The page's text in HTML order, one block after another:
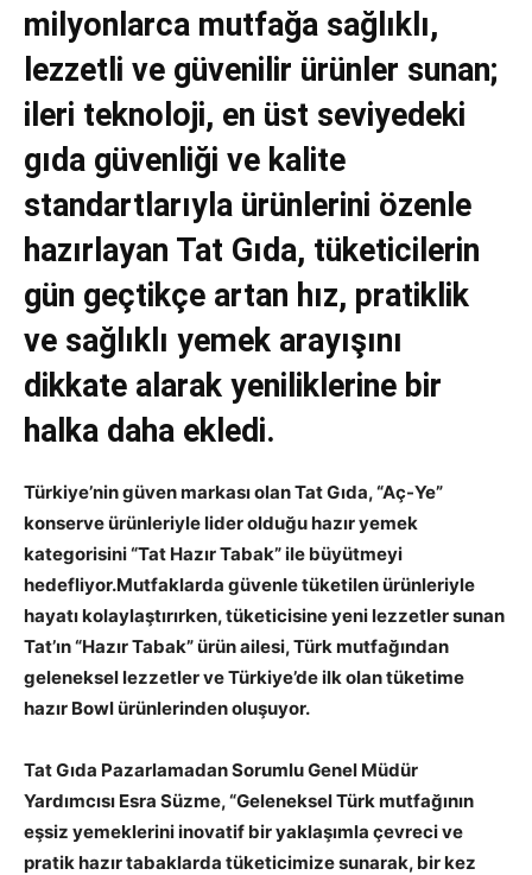
milyonlarca mutfağa sağlıklı,
lezzetli ve güvenilir ürünler sunan;
ileri teknoloji, en üst seviyedeki
gıda güvenliği ve kalite
standartlarıyla ürünlerini özenle
hazırlayan Tat Gıda, tüketicilerin
gün geçtikçe artan hız, pratiklik
ve sağlıklı yemek arayışını
dikkate alarak yeniliklerine bir
halka daha ekledi.
Türkiye’nin güven markası olan Tat Gıda, “Aç-Ye”
konserve ürünleriyle lider olduğu hazır yemek
kategorisini “Tat Hazır Tabak” ile büyütmeyi
hedefliyor.Mutfaklarda güvenle tüketilen ürünleriyle
hayatı kolaylaştırırken, tüketicisine yeni lezzetler sunan
Tat’ın “Hazır Tabak” ürün ailesi, Türk mutfağından
geleneksel lezzetler ve Türkiye’de ilk olan tüketime
hazır Bowl ürünlerinden oluşuyor.
Tat Gıda Pazarlamadan Sorumlu Genel Müdür
Yardımcısı Esra Süzme, “Geleneksel Türk mutfağının
eşsiz yemeklerini inovatif bir yaklaşımla çevreci ve
pratik hazır tabaklarda tüketicimize sunarak, bir kez